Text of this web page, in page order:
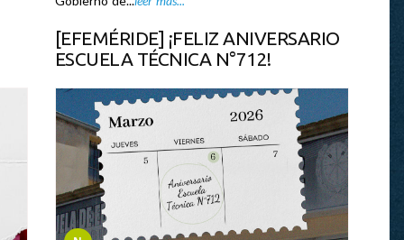
[EFEMÉRIDE] ¡FELIZ ANIVERSARIO
ESCUELA TÉCNICA N°712!